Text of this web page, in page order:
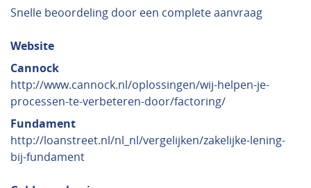
Snelle beoordeling door een complete aanvraag
Website
Cannock
http://www.cannock.nl/oplossingen/wij-helpen-je-
processen-te-verbeteren-door/factoring/
Fundament
http://loanstreet.nl/nl_nl/vergelijken/zakelijke-lening-
bij-fundament